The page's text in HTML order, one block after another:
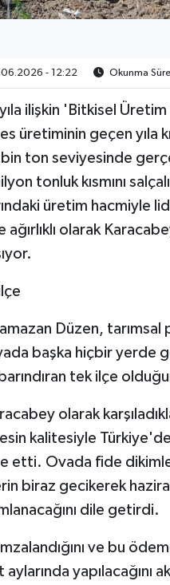
- 12:22 Okunma
ilişkin 'Bitkisel Üretim
geçen yıla
ton seviyesinde
tonluk kısmını
üretim hacmiyle
olarak
Düzen,
başka hiçbir yerde
tek ilçe
olarak
kalitesiyle
etti. Ovada fide
biraz gecikerek haziran
dile getirdi.
ve bu
yapılacağını